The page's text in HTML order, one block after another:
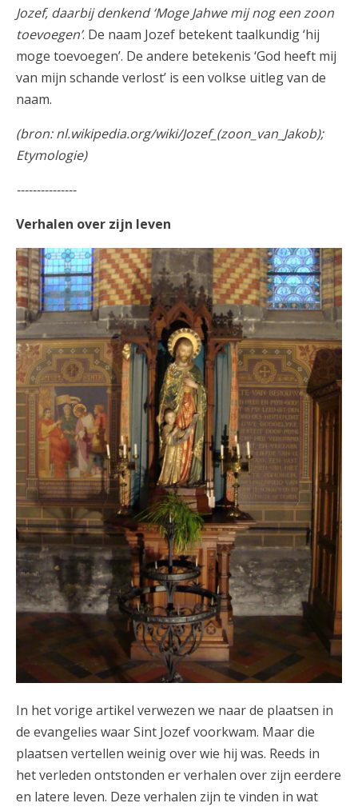
Jozef, daarbij denkend ‘Moge Jahwe mij nog een zoon
toevoegen’. De naam Jozef betekent taalkundig ‘hij
moge toevoegen’. De andere betekenis ‘God heeft mij
van mijn schande verlost’ is een volkse uitleg van de
naam.
(bron: nl.wikipedia.org/wiki/Jozef_(zoon_van_Jakob);
Etymologie)
---------------
Verhalen over zijn leven
F2050C18.JPG
In het vorige artikel verwezen we naar de plaatsen in
de evangelies waar Sint Jozef voorkwam. Maar die
plaatsen vertellen weinig over wie hij was. Reeds in
het verleden ontstonden er verhalen over zijn eerdere
en latere leven. Deze verhalen zijn te vinden in wat